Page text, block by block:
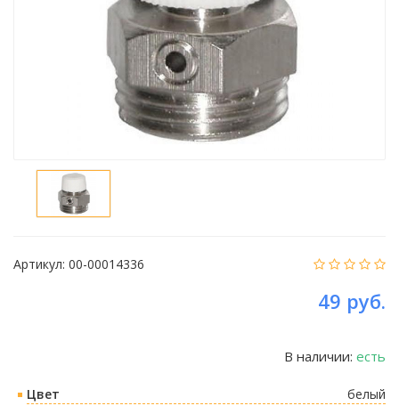
Артикул: 00-00014336
49 руб.
В наличии: есть
Цвет
белый